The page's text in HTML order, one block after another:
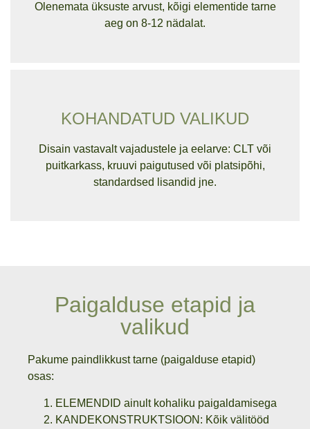
Olenemata üksuste arvust, kõigi elementide tarne
aeg on 8-12 nädalat.
KOHANDATUD VALIKUD
Disain vastavalt vajadustele ja eelarve: CLT või
puitkarkass, kruuvi paigutused või platsipõhi,
standardsed lisandid jne.
Paigalduse etapid ja
valikud
Pakume paindlikkust tarne (paigalduse etapid)
osas:
ELEMENDID ainult kohaliku paigaldamisega
KANDEKONSTRUKTSIOON : Kõik välitööd